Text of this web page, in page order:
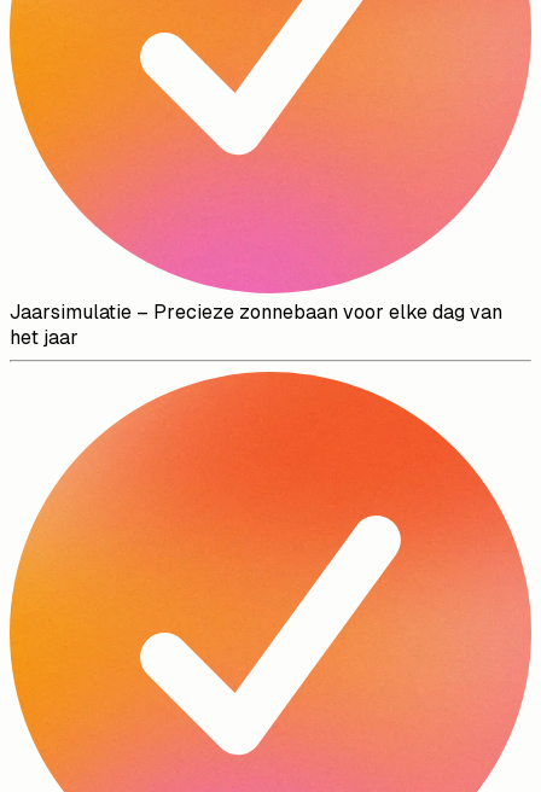
Jaarsimulatie – Precieze zonnebaan voor elke dag van
het jaar